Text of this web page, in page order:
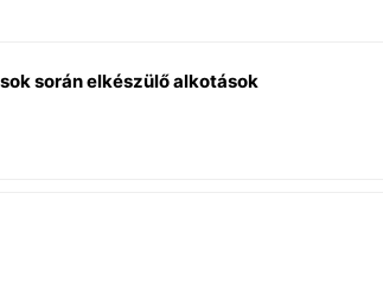
során elkészülő alkotások